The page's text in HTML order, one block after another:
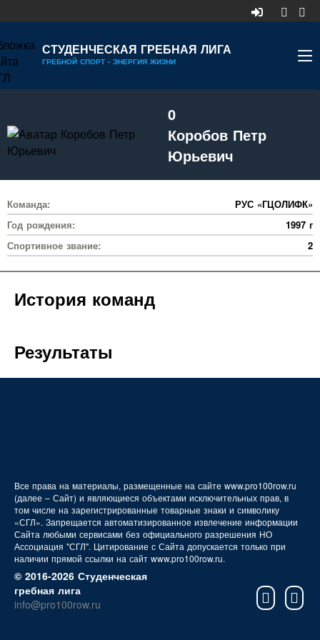
СТУДЕНЧЕСКАЯ ГРЕБНАЯ ЛИГА
ГРЕБНОЙ СПОРТ - ЭНЕРГИЯ ЖИЗНИ
КАЛЕНДАРЬ
ДИВИЗИОНЫ
УЧАСТНИКИ
РЕЙТИНГ
ДОКУМЕНТЫ
0
Коробов Петр
Юрьевич
Команда:
РУС «ГЦОЛИФК»
Год рождения:
1997 г
Спортивное звание:
2
История команд
Результаты
Все права на материалы, размещенные на сайте www.pro100row.ru
(далее – Сайт) и являющиеся объектами исключительных прав, в
том числе на зарегистрированные товарные знаки и символику
«СГЛ». Запрещается автоматизированное извлечение информации
Сайта любыми сервисами без официального разрешения НО
Ассоциация "СГЛ". Цитирование с Сайта допускается только при
наличии прямой ссылки на сайт www.pro100row.ru.
© 2016-2026 Студенческая
гребная лига
info@pro100row.ru